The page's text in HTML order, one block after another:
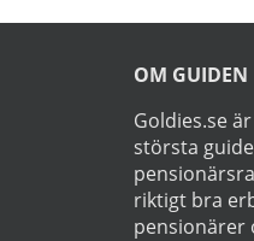
OM GUIDEN
Goldies.se
största
riktigt bra
pensionärer